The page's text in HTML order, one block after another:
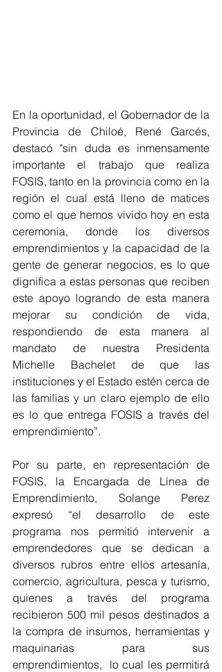
En la oportunidad, el Gobernador de la
Provincia de Chiloé, René Garcés,
destacó "sin duda es inmensamente
importante el trabajo que realiza
FOSIS, tanto en la provincia como en la
región el cual está lleno de matices
como el que hemos vivido hoy en esta
ceremonia, donde los diversos
emprendimientos y la capacidad de la
gente de generar negocios, es lo que
dignifica a estas personas que reciben
este apoyo logrando de esta manera
mejorar su condición de vida,
respondiendo de esta manera al
mandato de nuestra Presidenta
Michelle Bachelet de que las
instituciones y el Estado estén cerca de
las familias y un claro ejemplo de ello
es lo que entrega FOSIS a través del
emprendimiento”.
Por su parte, en representación de
FOSIS, la Encargada de Línea de
Emprendimiento, Solange Perez
expresó “el desarrollo de este
programa nos permitió intervenir a
emprendedores que se dedican a
diversos rubros entre ellos artesanía,
comercio, agricultura, pesca y turismo,
quienes a través del programa
recibieron 500 mil pesos destinados a
la compra de insumos, herramientas y
maquinarias para sus
emprendimientos,  lo cual les permitirá